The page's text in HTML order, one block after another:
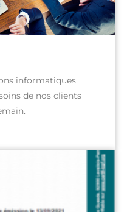
informatiques
de nos clients